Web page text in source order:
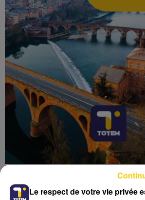
Le respect de votre vie privée